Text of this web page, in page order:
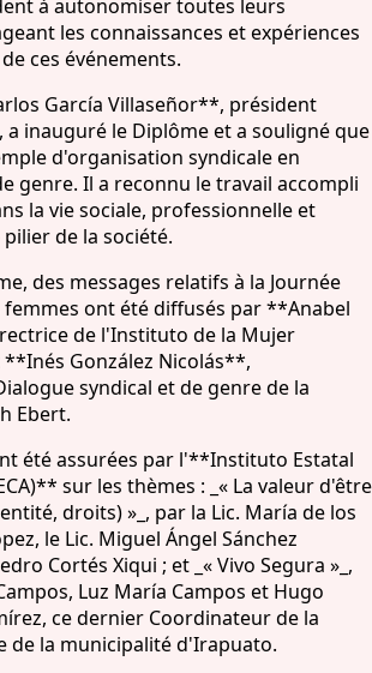
à autonomiser toutes leurs
les connaissances et expériences
ces événements.
García Villaseñor**, président
a inauguré le Diplôme et a souligné que
d'organisation syndicale en
genre. Il a reconnu le travail accompli
la vie sociale, professionnelle et
de la société.
des messages relatifs à la Journée
ont été diffusés par **Anabel
de l'Instituto de la Mujer
**Inés González Nicolás**,
syndical et de genre de la
Ebert.
été assurées par l'**Instituto Estatal
sur les thèmes : _« La valeur d'être
droits) »_, par la Lic. María de los
le Lic. Miguel Ángel Sánchez
Cortés Xiqui ; et _« Vivo Segura »_,
Luz María Campos et Hugo
ce dernier Coordinateur de la
de la municipalité d'Irapuato.